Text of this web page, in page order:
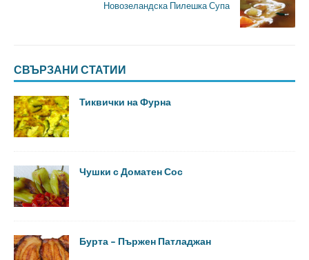
Новозеландска Пилешка Супа
СВЪРЗАНИ СТАТИИ
Тиквички на Фурна
Чушки с Доматен Сос
Бурта – Пържен Патладжан